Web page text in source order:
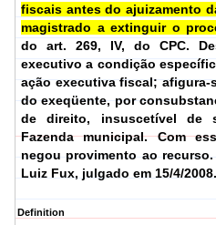
fiscais antes do ajuizamento
magistrado a extinguir o
do art. 269, IV, do CPC.
executivo a condição
ação executiva fiscal;
do exeqüente, por
de direito, insuscetível de
Fazenda municipal. Com
negou provimento ao recurso.
Luiz Fux, julgado em 15/4/2008.
Definition